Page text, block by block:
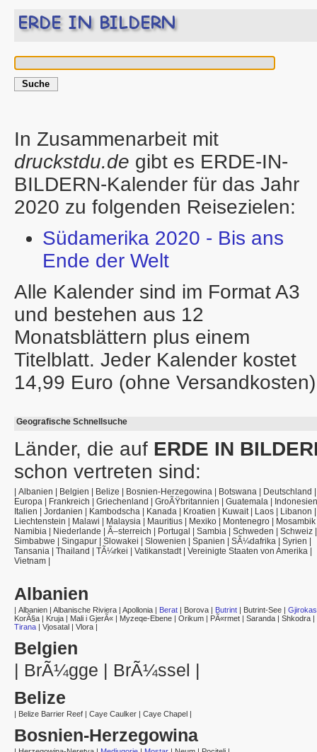
In Zusammenarbeit mit
druckstdu.de gibt es ERDE-IN-
BILDERN-Kalender für das Jahr
2020 zu folgenden Reisezielen:
Südamerika 2020 - Bis ans
Ende der Welt
Alle Kalender sind im Format A3
und bestehen aus 12
Monatsblättern plus einem
Titelblatt. Jeder Kalender kostet
14,99 Euro (ohne
Geografische Schnellsuche
Länder, die auf ERDE IN
schon vertreten sind:
| Albanien | Belgien | Belize | Bosnien-Herzegowina | Botswana | Deutschland |
Europa | Frankreich | Griechenland | GroÃŸbritannien | Guatemala | Indonesien
Italien | Jordanien | Kambodscha | Kanada | Kroatien | Kuwait | Laos | Libanon |
Liechtenstein | Malawi | Malaysia | Mauritius | Mexiko | Montenegro | Mosambik
Namibia | Niederlande | Ã–sterreich | Portugal | Sambia | Schweden | Schweiz |
Simbabwe | Singapur | Slowakei | Slowenien | Spanien | SÃ¼dafrika | Syrien |
Tansania | Thailand | TÃ¼rkei | Vatikanstadt | Vereinigte Staaten von Amerika |
Vietnam |
Albanien
| Albanien | Albanische Riviera | Apollonia | Berat | Borova | Butrint | Butrint-See |
KorÃ§a | Kruja | Mali i GjerÃ« | Myzeqe-Ebene | Orikum | PÃ«rmet | Saranda | Shkodra |
Tirana | Vjosatal | Vlora |
Belgien
| BrÃ¼gge | BrÃ¼ssel |
Belize
| Belize Barrier Reef | Caye Caulker | Caye Chapel |
Bosnien-Herzegowina